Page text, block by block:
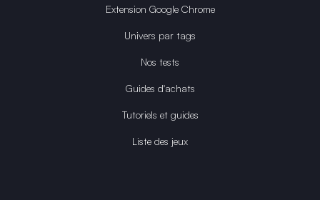
Extension Google Chrome
Univers par tags
Nos tests
Guides d'achats
Tutoriels et guides
Liste des jeux